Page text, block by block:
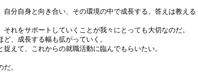
分自身と向き合い、その環境の中で成長する。答えは教える
れをサポートしていくことが我々にとっても大切なのだ。
、成長する幅も拡がっていく。
えて、これからの就職活動に臨んでもらいたい。
。